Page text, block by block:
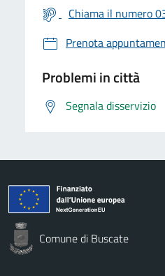
Chiama il numero
Prenota
Problemi in città
Segnala disservizio
Comune di Buscate